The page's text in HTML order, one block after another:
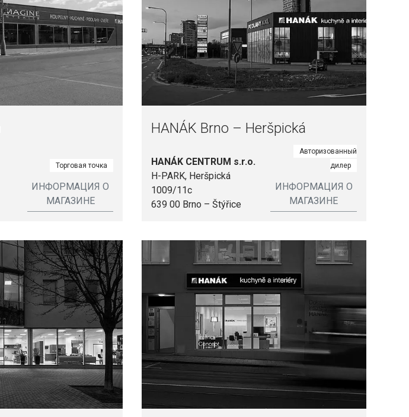
Торговая точка
ИНФОРМАЦИЯ О
МАГАЗИНЕ
HANÁK Brno – Heršpická
HANÁK CENTRUM s.r.o.
H-PARK, Heršpická
1009/11c
639 00 Brno – Štýřice
Авторизованный
дилер
ИНФОРМАЦИЯ О
МАГАЗИНЕ